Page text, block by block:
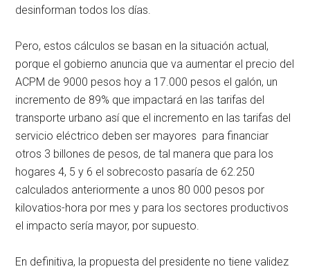
desinforman todos los días.
Pero, estos cálculos se basan en la situación actual,
porque el gobierno anuncia que va aumentar el precio del
ACPM de 9000 pesos hoy a 17.000 pesos el galón, un
incremento de 89% que impactará en las tarifas del
transporte urbano así que el incremento en las tarifas del
servicio eléctrico deben ser mayores para financiar
otros 3 billones de pesos, de tal manera que para los
hogares 4, 5 y 6 el sobrecosto pasaría de 62.250
calculados anteriormente a unos 80 000 pesos por
kilovatios-hora por mes y para los sectores productivos
el impacto sería mayor, por supuesto.
En definitiva, la propuesta del presidente no tiene validez